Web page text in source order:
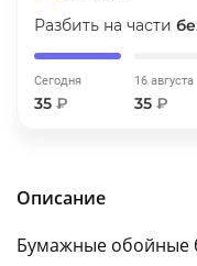
Разбить на части
Сегодня
35 ₽
16 августа
35₽
Описание
Бумажные обойные
об оплате